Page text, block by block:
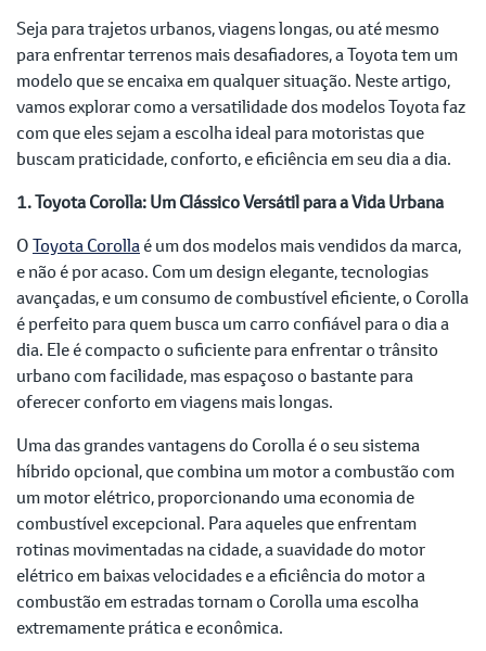
Seja para trajetos urbanos, viagens longas, ou até mesmo
para enfrentar terrenos mais desafiadores, a Toyota tem um
modelo que se encaixa em qualquer situação. Neste artigo,
vamos explorar como a versatilidade dos modelos Toyota faz
com que eles sejam a escolha ideal para motoristas que
buscam praticidade, conforto, e eficiência em seu dia a dia.
1. Toyota Corolla: Um Clássico Versátil para a Vida Urbana
OToyota Corollaé um dos modelos mais vendidos da marca,
e não é por acaso. Com um design elegante, tecnologias
avançadas, e um consumo de combustível eficiente, o Corolla
é perfeito para quem busca um carro confiável para o dia a
dia. Ele é compacto o suficiente para enfrentar o trânsito
urbano com facilidade, mas espaçoso o bastante para
oferecer conforto em viagens mais longas.
Uma das grandes vantagens do Corolla é o seu sistema
híbrido opcional, que combina um motor a combustão com
um motor elétrico, proporcionando uma economia de
combustível excepcional. Para aqueles que enfrentam
rotinas movimentadas na cidade, a suavidade do motor
elétrico em baixas velocidades e a eficiência do motor a
combustão em estradas tornam o Corolla uma escolha
extremamente prática e econômica.